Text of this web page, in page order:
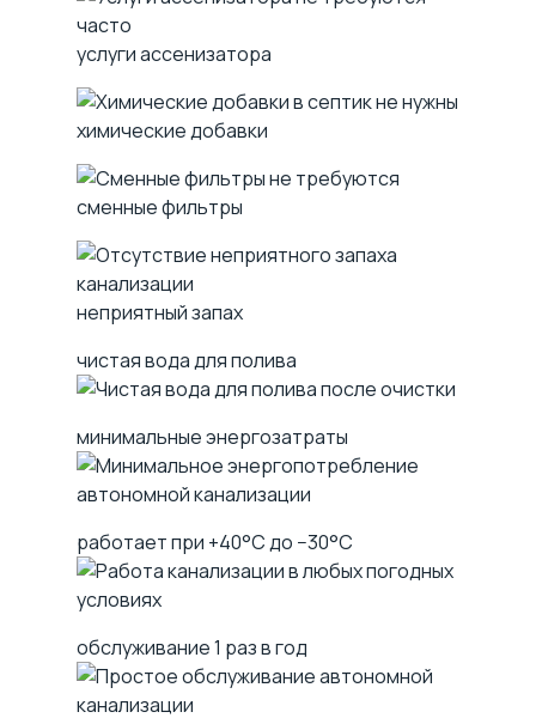
услуги ассенизатора
химические добавки
сменные фильтры
неприятный запах
чистая вода для полива
минимальные энергозатраты
работает при +40°C до −30°C
обслуживание 1 раз в год